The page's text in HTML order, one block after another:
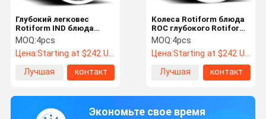
Глубокий легковес
Rotiform IND блюда
катит конфигурации
5x112 3PC
MOQ:4pcs
Цена:Starting at $242 US Dollars ea
Лучшая
контакт
Колеса Rotiform блюда
ROC глубокого Rotiform
выкованные для Audi
TT
MOQ:4pcs
Цена:Starting at $242 US Dollars ea
Лучшая
контакт
Экономьте свое время